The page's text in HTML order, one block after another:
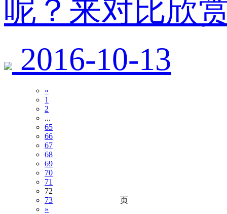
呢？来对比欣
2016-10-13
«
1
2
...
65
66
67
68
69
70
71
72
73
»
页